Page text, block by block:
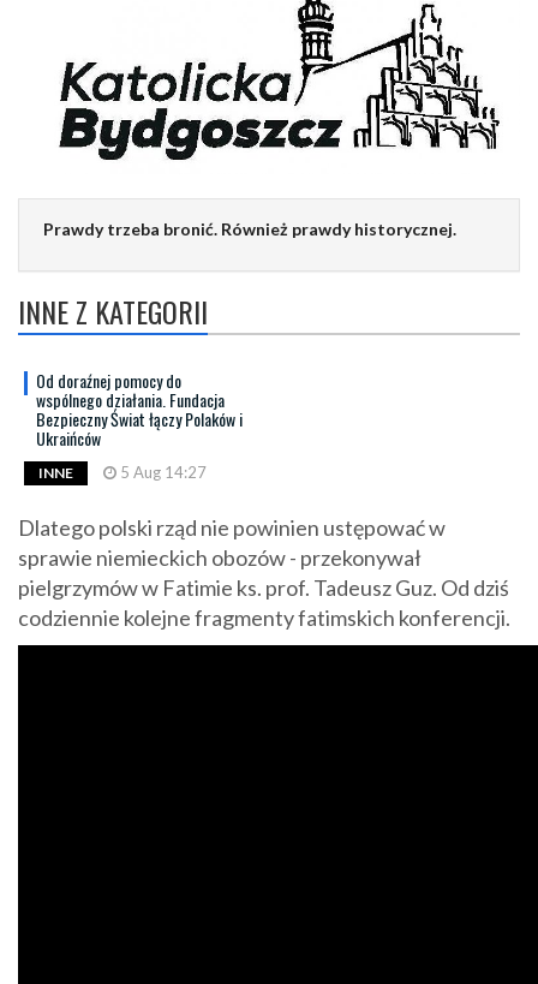
Prawdy trzeba bronić. Również prawdy historycznej.
INNE Z KATEGORII
Od doraźnej pomocy do
wspólnego działania. Fundacja
Bezpieczny Świat łączy Polaków i
Ukraińców
INNE 5 Aug 14:27
Dlatego polski rząd nie powinien ustępować w
sprawie niemieckich obozów - przekonywał
pielgrzymów w Fatimie ks. prof. Tadeusz Guz. Od dziś
codziennie kolejne fragmenty fatimskich konferencji.